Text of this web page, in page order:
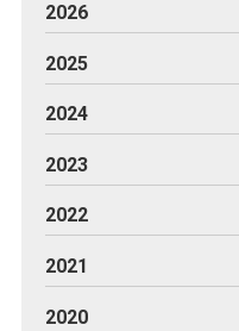
2026
2025
2024
2023
2022
2021
2020